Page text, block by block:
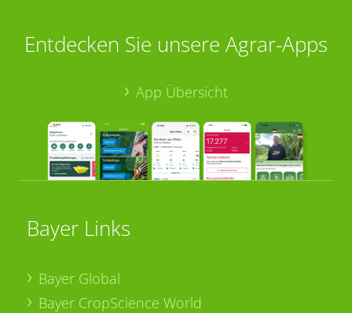
Entdecken Sie unsere Agrar-Apps
App Übersicht
Bayer Links
Bayer Global
Bayer CropScience World